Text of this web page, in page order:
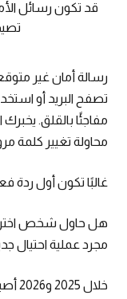
قد تكون رسائل
رسالة أمان غير
تصفح البريد أو
مفاجئًا بالقلق.
محاولة تغيير كلمة
غالبًا تكون أول ردة
هل حاول شخص
مجرد عملية احتيال